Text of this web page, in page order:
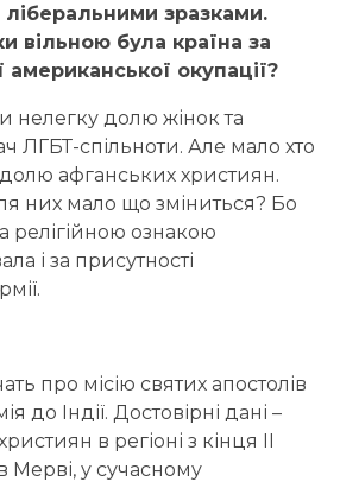
ліберальними зразками.
вільною була країна за
американської окупації?
нелегку долю жінок та
ЛГБТ-спільноти. Але мало хто
афганських християн.
них мало що зміниться? Бо
релігійною ознакою
і за присутності
про місію святих апостолів
до Індії. Достовірні дані –
в регіоні з кінця ІІ
в Мерві, у сучасному